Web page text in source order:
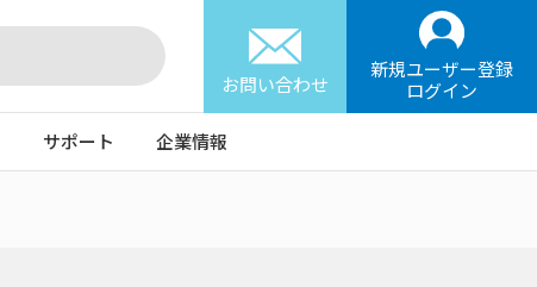
お問い合わせ
新規ユーザー登録
ログイン
サポート 企業情報